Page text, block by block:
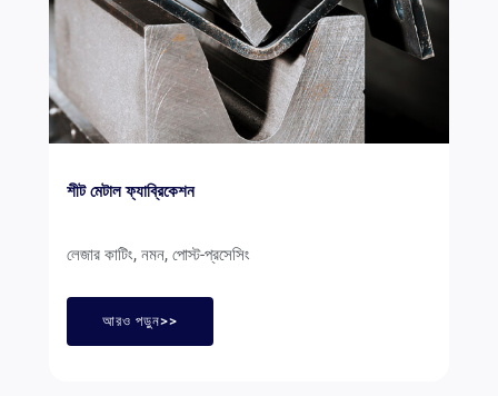
শীট মেটাল ফ্যাব্রিকেশন
লেজার কাটিং, নমন, পোস্ট-প্রসেসিং
আরও পড়ুন>>